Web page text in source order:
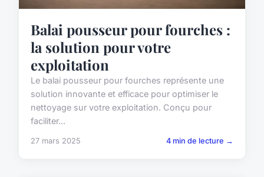
Balai pousseur pour fourches :
la solution pour votre
exploitation
Le balai pousseur pour fourches représente une
solution innovante et efficace pour optimiser le
nettoyage sur votre exploitation. Conçu pour
faciliter...
27 mars 2025 4 min de lecture →